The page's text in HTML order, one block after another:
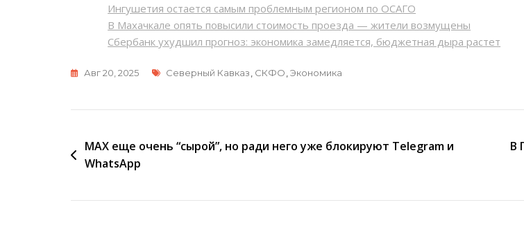
Ингушетия остается самым проблемным регионом по ОСАГО
В Махачкале опять повысили стоимость проезда — жители возмущены
Сбербанк ухудшил прогноз: экономика замедляется, бюджетная дыра растет
Авг 20, 2025 Метки
Северный Кавказ СКФО Экономика
Навигация
по
МАХ еще очень “сырой”, но ради него уже блокируют Telegram и
WhatsApp
В